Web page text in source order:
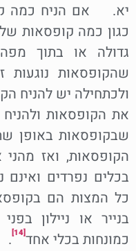
יא. אם הניח כמה
כגון כמה קופסאות
גדולה או בתוך
שהקופסאות נוגעות
ולכתחילה יש להניח
את הקופסאות
שבקופסאות באופן
הקופסאות, ואז
בכלים נפרדים ואינם
כל המצות הם
בנייר או ניילון
כמונחות בכלי אחד[14]
.